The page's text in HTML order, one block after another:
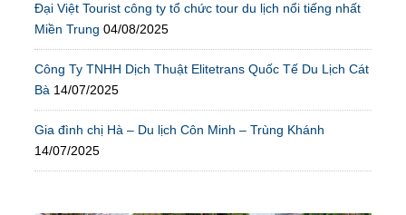
Đại Việt Tourist công ty tổ chức tour du lịch nổi tiếng nhất
Miền Trung 04/08/2025
Công Ty TNHH Dịch Thuật Elitetrans Quốc Tế Du Lịch Cát
Bà 14/07/2025
Gia đình chị Hà – Du lịch Côn Minh – Trùng Khánh
14/07/2025